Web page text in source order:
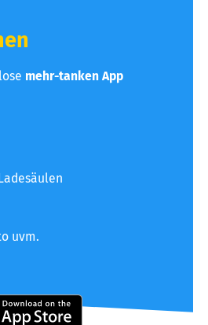
mehr-tanken App
uvm.